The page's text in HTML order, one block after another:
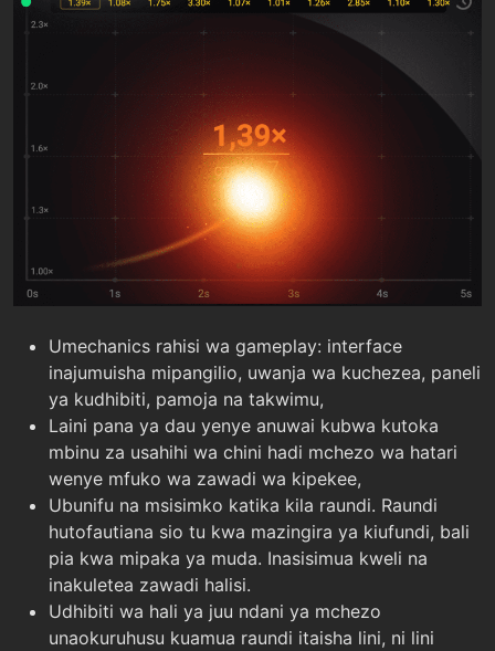
Umechanics rahisi wa gameplay: interface
inajumuisha mipangilio, uwanja wa kuchezea, paneli
ya kudhibiti, pamoja na takwimu,
Laini pana ya dau yenye anuwai kubwa kutoka
mbinu za usahihi wa chini hadi mchezo wa hatari
wenye mfuko wa zawadi wa kipekee,
Ubunifu na msisimko katika kila raundi. Raundi
hutofautiana sio tu kwa mazingira ya kiufundi, bali
pia kwa mipaka ya muda. Inasisimua kweli na
inakuletea zawadi halisi.
Udhibiti wa hali ya juu ndani ya mchezo
unaokuruhusu kuamua raundi itaisha lini, ni lini